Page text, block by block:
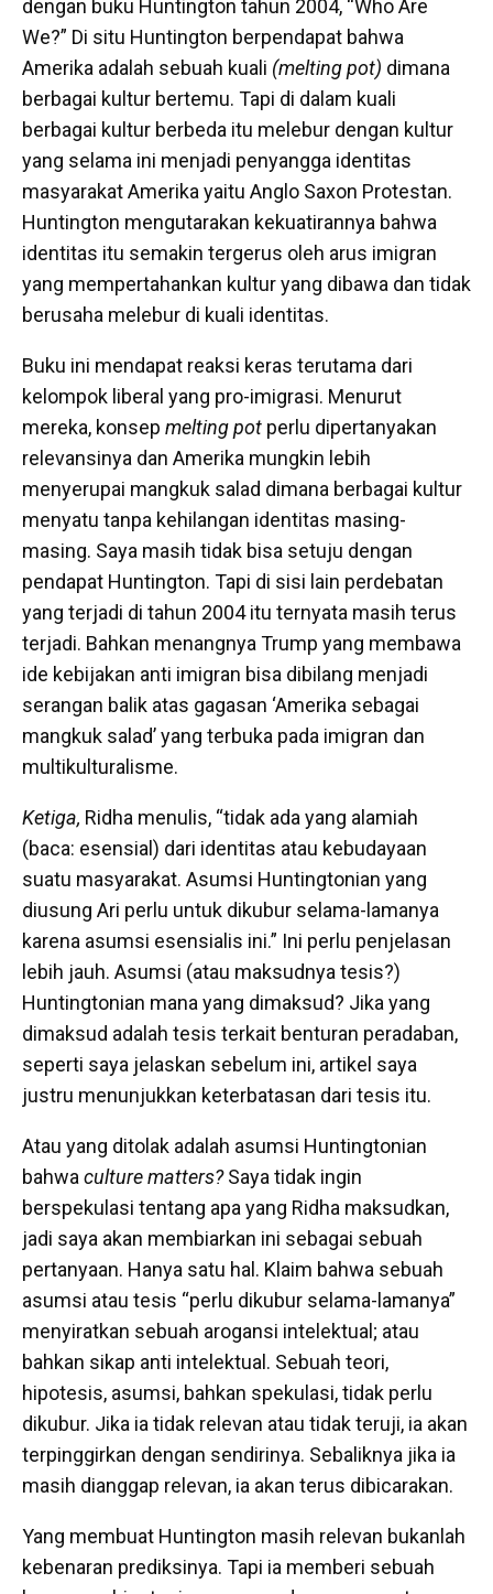
dengan buku Huntington tahun 2004, “Who Are
We?” Di situ Huntington berpendapat bahwa
Amerika adalah sebuah kuali (melting pot) dimana
berbagai kultur bertemu. Tapi di dalam kuali
berbagai kultur berbeda itu melebur dengan kultur
yang selama ini menjadi penyangga identitas
masyarakat Amerika yaitu Anglo Saxon Protestan.
Huntington mengutarakan kekuatirannya bahwa
identitas itu semakin tergerus oleh arus imigran
yang mempertahankan kultur yang dibawa dan tidak
berusaha melebur di kuali identitas.
Buku ini mendapat reaksi keras terutama dari
kelompok liberal yang pro-imigrasi. Menurut
mereka, konsep melting pot perlu dipertanyakan
relevansinya dan Amerika mungkin lebih
menyerupai mangkuk salad dimana berbagai kultur
menyatu tanpa kehilangan identitas masing-
masing. Saya masih tidak bisa setuju dengan
pendapat Huntington. Tapi di sisi lain perdebatan
yang terjadi di tahun 2004 itu ternyata masih terus
terjadi. Bahkan menangnya Trump yang membawa
ide kebijakan anti imigran bisa dibilang menjadi
serangan balik atas gagasan ‘Amerika sebagai
mangkuk salad’ yang terbuka pada imigran dan
multikulturalisme.
Ketiga, Ridha menulis, “tidak ada yang alamiah
(baca: esensial) dari identitas atau kebudayaan
suatu masyarakat. Asumsi Huntingtonian yang
diusung Ari perlu untuk dikubur selama-lamanya
karena asumsi esensialis ini.” Ini perlu penjelasan
lebih jauh. Asumsi (atau maksudnya tesis?)
Huntingtonian mana yang dimaksud? Jika yang
dimaksud adalah tesis terkait benturan peradaban,
seperti saya jelaskan sebelum ini, artikel saya
justru menunjukkan keterbatasan dari tesis itu.
Atau yang ditolak adalah asumsi Huntingtonian
bahwa culture matters?Saya tidak ingin
berspekulasi tentang apa yang Ridha maksudkan,
jadi saya akan membiarkan ini sebagai sebuah
pertanyaan. Hanya satu hal. Klaim bahwa sebuah
asumsi atau tesis “perlu dikubur selama-lamanya”
menyiratkan sebuah arogansi intelektual; atau
bahkan sikap anti intelektual. Sebuah teori,
hipotesis, asumsi, bahkan spekulasi, tidak perlu
dikubur. Jika ia tidak relevan atau tidak teruji, ia akan
terpinggirkan dengan sendirinya. Sebaliknya jika ia
masih dianggap relevan, ia akan terus dibicarakan.
Yang membuat Huntington masih relevan bukanlah
kebenaran prediksinya. Tapi ia memberi sebuah